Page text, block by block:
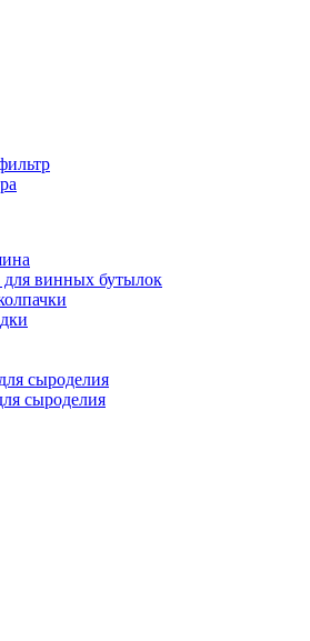
винных бутылок
сыроделия
сыроделия